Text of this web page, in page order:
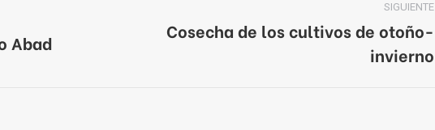
Abad
SIGUIENTE
Publicación
Cosecha de los cultivos de otoño-
invierno